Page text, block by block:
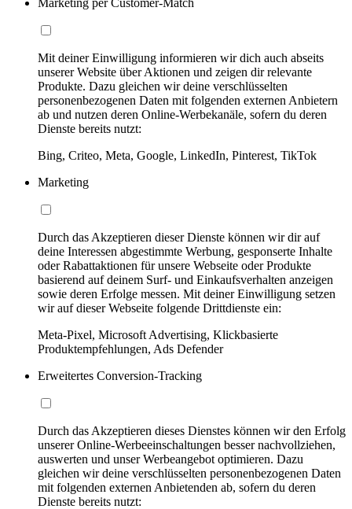
Marketing per Customer-Match
Mit deiner Einwilligung informieren wir dich auch abseits
unserer Website über Aktionen und zeigen dir relevante
Produkte. Dazu gleichen wir deine verschlüsselten
personenbezogenen Daten mit folgenden externen Anbietern
ab und nutzen deren Online-Werbekanäle, sofern du deren
Dienste bereits nutzt:
Bing, Criteo, Meta, Google, LinkedIn, Pinterest, TikTok
Marketing
Durch das Akzeptieren dieser Dienste können wir dir auf
deine Interessen abgestimmte Werbung, gesponserte Inhalte
oder Rabattaktionen für unsere Webseite oder Produkte
basierend auf deinem Surf- und Einkaufsverhalten anzeigen
sowie deren Erfolge messen. Mit deiner Einwilligung setzen
wir auf dieser Webseite folgende Drittdienste ein:
Meta-Pixel, Microsoft Advertising, Klickbasierte
Produktempfehlungen, Ads Defender
Erweitertes Conversion-Tracking
Durch das Akzeptieren dieses Dienstes können wir den Erfolg
unserer Online-Werbeeinschaltungen besser nachvollziehen,
auswerten und unser Werbeangebot optimieren. Dazu
gleichen wir deine verschlüsselten personenbezogenen Daten
mit folgenden externen Anbietenden ab, sofern du deren
Dienste bereits nutzt: